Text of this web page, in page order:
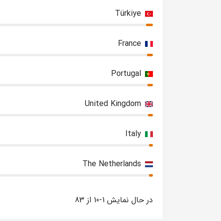
Türkiye
France
Portugal
United Kingdom
Italy
The Netherlands
در حال نمایش 1-10 از 83